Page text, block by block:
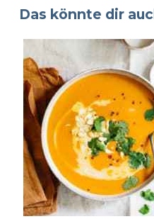
Das könnte dir